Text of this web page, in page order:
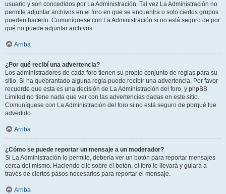
usuario y son concedidos por La Administración. Tal vez La Administración no
permite adjuntar archivos en el foro en que se encuentra o solo ciertos grupos
pueden hacerlo. Comuníquese con La Administración si no está seguro de por
qué no puede adjuntar archivos.
Arriba
¿Por qué recibí una advertencia?
Los administradores de cada foro tienen su propio conjunto de reglas para su
sitio. Si ha quebrantado alguna regla puede recibir una advertencia. Por favor
recuerde que esta es una decisión de La Administración del foro, y phpBB
Limited no tiene nada que ver con las advertencias dadas en este sitio.
Comuníquese con La Administración del foro si no está seguro de porqué fue
advertido.
Arriba
¿Cómo se puede reportar un mensaje a un moderador?
Si La Administración lo permite, debería ver un botón para reportar mensajes
cerca del mismo. Haciendo clic sobre el botón, el foro le llevará y guiará a
través de ciertos pasos necesarios para reportar el mensaje.
Arriba